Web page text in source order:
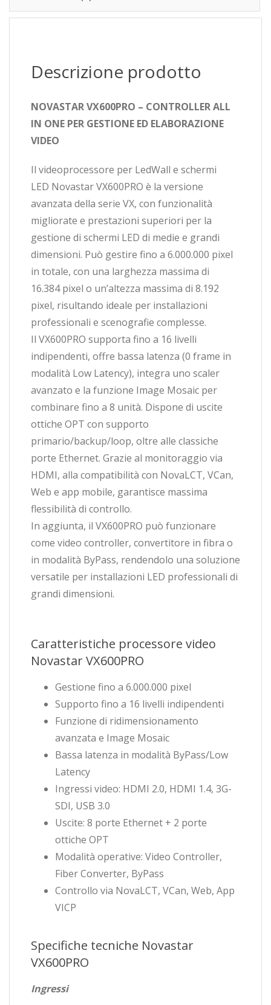
Descrizione prodotto
NOVASTAR VX600PRO – CONTROLLER ALL
IN ONE PER GESTIONE ED ELABORAZIONE
VIDEO
Il videoprocessore per LedWall e schermi
LED Novastar VX600PRO è la versione
avanzata della serie VX, con funzionalità
migliorate e prestazioni superiori per la
gestione di schermi LED di medie e grandi
dimensioni. Può gestire fino a 6.000.000 pixel
in totale, con una larghezza massima di
16.384 pixel o un’altezza massima di 8.192
pixel, risultando ideale per installazioni
professionali e scenografie complesse.
Il VX600PRO supporta fino a 16 livelli
indipendenti, offre bassa latenza (0 frame in
modalità Low Latency), integra uno scaler
avanzato e la funzione Image Mosaic per
combinare fino a 8 unità. Dispone di uscite
ottiche OPT con supporto
primario/backup/loop, oltre alle classiche
porte Ethernet. Grazie al monitoraggio via
HDMI, alla compatibilità con NovaLCT, VCan,
Web e app mobile, garantisce massima
flessibilità di controllo.
In aggiunta, il VX600PRO può funzionare
come video controller, convertitore in fibra o
in modalità ByPass, rendendolo una soluzione
versatile per installazioni LED professionali di
grandi dimensioni.
Caratteristiche processore video
Novastar VX600PRO
Gestione fino a 6.000.000 pixel
Supporto fino a 16 livelli indipendenti
Funzione di ridimensionamento
avanzata e Image Mosaic
Bassa latenza in modalità ByPass/Low
Latency
Ingressi video: HDMI 2.0, HDMI 1.4, 3G-
SDI, USB 3.0
Uscite: 8 porte Ethernet + 2 porte
ottiche OPT
Modalità operative: Video Controller,
Fiber Converter, ByPass
Controllo via NovaLCT, VCan, Web, App
VICP
Specifiche tecniche Novastar
VX600PRO
Ingressi